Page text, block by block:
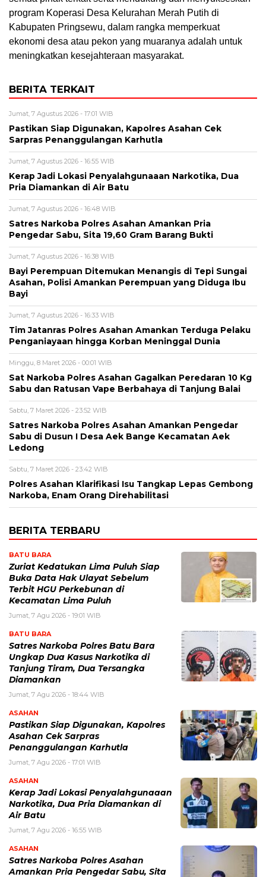
program Koperasi Desa Kelurahan Merah Putih di
Kabupaten Pringsewu, dalam rangka memperkuat
ekonomi desa atau pekon yang muaranya adalah untuk
meningkatkan kesejahteraan masyarakat.
BERITA TERKAIT
Jumat, 7 Agustus 2026 - 17:01 WIB
Pastikan Siap Digunakan, Kapolres Asahan Cek
Sarpras Penanggulangan Karhutla
Jumat, 7 Agustus 2026 - 16:55 WIB
Kerap Jadi Lokasi Penyalahgunaaan Narkotika, Dua
Pria Diamankan di Air Batu
Jumat, 7 Agustus 2026 - 16:48 WIB
Satres Narkoba Polres Asahan Amankan Pria
Pengedar Sabu, Sita 19,60 Gram Barang Bukti
Jumat, 7 Agustus 2026 - 16:38 WIB
Bayi Perempuan Ditemukan Menangis di Tepi Sungai
Asahan, Polisi Amankan Perempuan yang Diduga Ibu
Bayi
Jumat, 7 Agustus 2026 - 16:33 WIB
Tim Jatanras Polres Asahan Amankan Terduga Pelaku
Penganiayaan hingga Korban Meninggal Dunia
Minggu, 8 Maret 2026 - 00:01 WIB
Sat Narkoba Polres Asahan Gagalkan Peredaran 10 Kg
Sabu dan Ratusan Vape Berbahaya di Tanjung Balai
Sabtu, 7 Maret 2026 - 23:52 WIB
Satres Narkoba Polres Asahan Amankan Pengedar
Sabu di Dusun I Desa Aek Bange Kecamatan Aek
Ledong
Sabtu, 7 Maret 2026 - 23:42 WIB
Polres Asahan Klarifikasi Isu Tangkap Lepas Gembong
Narkoba, Enam Orang Direhabilitasi
BERITA TERBARU
BATU BARA
Zuriat Kedatukan Lima Puluh Siap
Buka Data Hak Ulayat Sebelum
Terbit HGU Perkebunan di
Kecamatan Lima Puluh
Jumat, 7 Agu 2026 - 19:01 WIB
BATU BARA
Satres Narkoba Polres Batu Bara
Ungkap Dua Kasus Narkotika di
Tanjung Tiram, Dua Tersangka
Diamankan
Jumat, 7 Agu 2026 - 18:44 WIB
ASAHAN
Pastikan Siap Digunakan, Kapolres
Asahan Cek Sarpras
Penanggulangan Karhutla
Jumat, 7 Agu 2026 - 17:01 WIB
ASAHAN
Kerap Jadi Lokasi Penyalahgunaaan
Narkotika, Dua Pria Diamankan di
Air Batu
Jumat, 7 Agu 2026 - 16:55 WIB
ASAHAN
Satres Narkoba Polres Asahan
Amankan Pria Pengedar Sabu, Sita